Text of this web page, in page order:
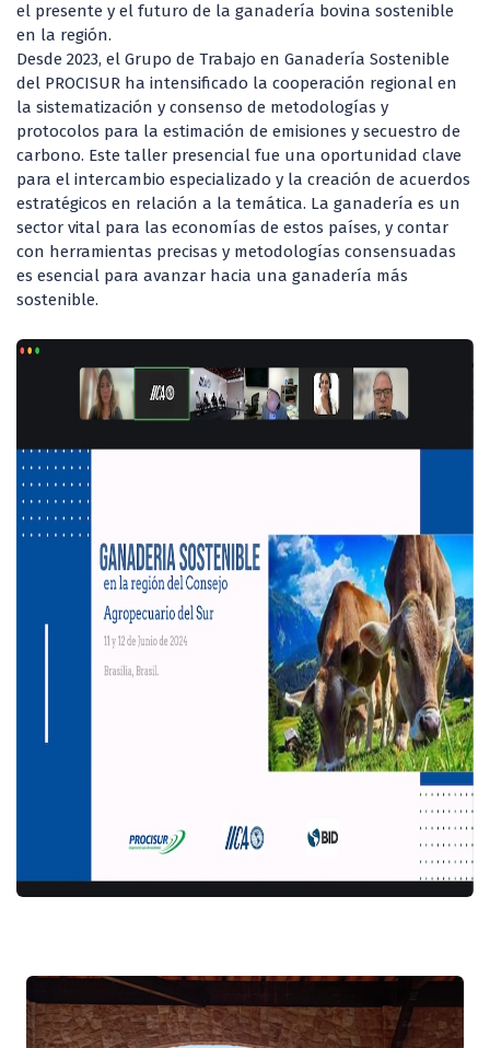
el presente y el futuro de la ganadería bovina sostenible
en la región.
Desde 2023, el Grupo de Trabajo en Ganadería Sostenible
del PROCISUR ha intensificado la cooperación regional en
la sistematización y consenso de metodologías y
protocolos para la estimación de emisiones y secuestro de
carbono. Este taller presencial fue una oportunidad clave
para el intercambio especializado y la creación de acuerdos
estratégicos en relación a la temática. La ganadería es un
sector vital para las economías de estos países, y contar
con herramientas precisas y metodologías consensuadas
es esencial para avanzar hacia una ganadería más
sostenible.